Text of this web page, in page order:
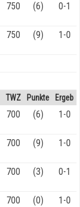
750 (6) 0-1
750 (9) 1-0
TWZ Punkte Ergeb
700 (6) 1-0
700 (9) 1-0
700 (3) 0-1
700 (0) 1-0